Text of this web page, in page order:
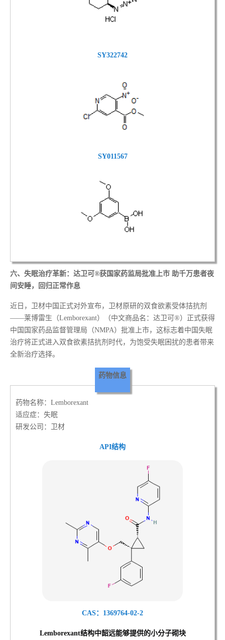
SY322742
SY011567
六、 失眠治疗革新：达卫可®获国家药监局批准上市 助千万患者夜
间安睡，回归正常作息
近日，卫材中国正式对外宣布，卫材原研的双食欲素受体拮抗剂
——莱博雷生（Lemborexant）（中文商品名：达卫可®）正式获得
中国国家药品监督管理局（NMPA）批准上市，这标志着中国失眠
治疗将正式进入双食欲素拮抗剂时代，为饱受失眠困扰的患者带来
全新治疗选择。
药物信息
药物名称：Lemborexant
适应症：失眠
研发公司：卫材
API结构
CAS：1369764-02-2
Lemborexant结构中韶远能够提供的小分子砌块